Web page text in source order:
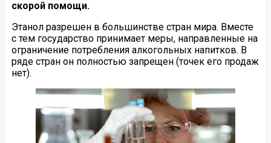
скорой помощи.
Этанол разрешен в большинстве стран мира. Вместе
с тем государство принимает меры, направленные на
ограничение потребления алкогольных напитков. В
ряде стран он полностью запрещен (точек его продаж
нет).